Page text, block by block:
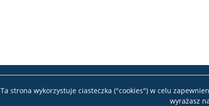
Ta strona wykorzystuje ciasteczka ("cookies") w celu
wyrażasz